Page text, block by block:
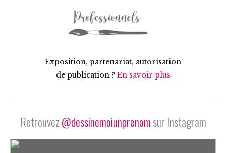
Exposition, partenariat, autorisation
de publication ? En savoir plus
Retrouvez@dessinemoiunprenomsur Instagram